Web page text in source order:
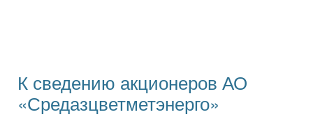
К сведению акционеров АО
«Средазцветметэнерго»